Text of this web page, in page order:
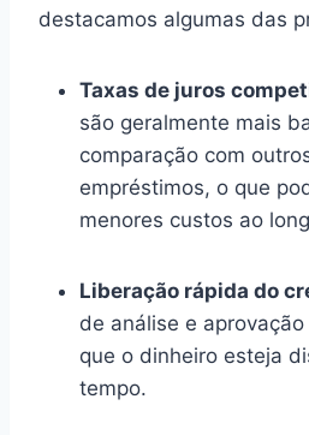
destacamos algumas das
Taxas de juros
são geralmente mais
comparação com
empréstimos, o que
menores custos ao
Liberação rápida do
de análise e
que o dinheiro esteja
tempo.